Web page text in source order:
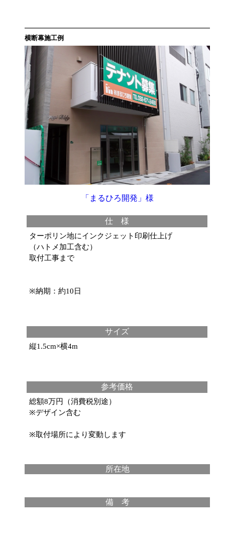
横断幕施工例
「まるひろ開発」様
仕 様
ターポリン地にインクジェット印刷仕上げ
（ハトメ加工含む）
取付工事まで
※納期：約10日
サイズ
縦1.5cm×横4m
参考価格
総額8万円（消費税別途）
※デザイン含む
※取付場所により変動します
所在地
備 考